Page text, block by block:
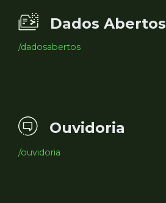
Dados Abertos
/dadosabertos
Ouvidoria
/ouvidoria